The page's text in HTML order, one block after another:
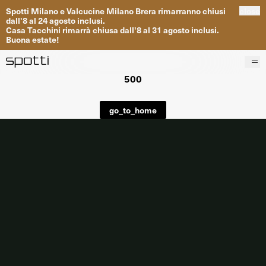
Spotti MilanoeValcucine Milano Brera rimarrannochiusi
dall'8al 24agosto inclusi.
Casa Tacchini rimarrà chiusa dall'8al 31 agosto inclusi.
Buona estate!
Progetti
500
go_to_home